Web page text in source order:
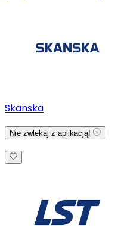
Skanska
Nie zwlekaj z aplikacją!